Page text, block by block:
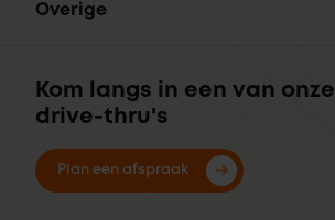
Overige
Kom langs in een van onze
drive-thru's
Plan een afspraak